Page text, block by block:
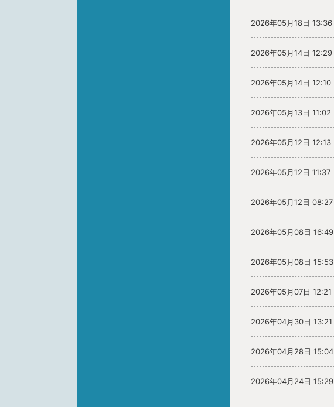
2026年05月18日 13:36
2026年05月14日 12:29
2026年05月14日 12:10
2026年05月13日 11:02
2026年05月12日 12:13
2026年05月12日 11:37
2026年05月12日 08:27
2026年05月08日 16:49
2026年05月08日 15:53
2026年05月07日 12:21
2026年04月30日 13:21
2026年04月28日 15:04
2026年04月24日 15:29